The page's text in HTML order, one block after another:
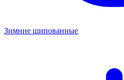
Зимние шипованные